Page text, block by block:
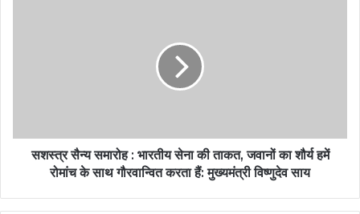
सशस्त्र सैन्य समारोह : भारतीय सेना की ताकत, जवानों का शौर्य हमें
रोमांच के साथ गौरवान्वित करता हैं: मुख्यमंत्री विष्णुदेव साय